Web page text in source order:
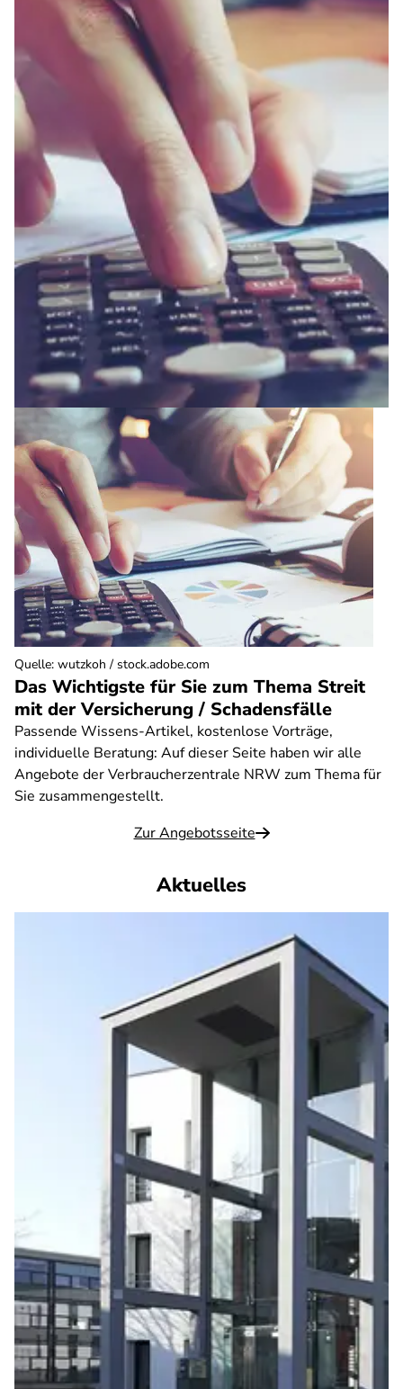
Das Wichtigste für Sie zum Thema Streit
mit der Versicherung / Schadensfälle
Passende Wissens-Artikel, kostenlose Vorträge,
individuelle Beratung: Auf dieser Seite haben wir alle
Angebote der Verbraucherzentrale NRW zum Thema für
Sie zusammengestellt.
Zur Angebotsseite
Quelle: wutzkoh / stock.adobe.com
Aktuelles